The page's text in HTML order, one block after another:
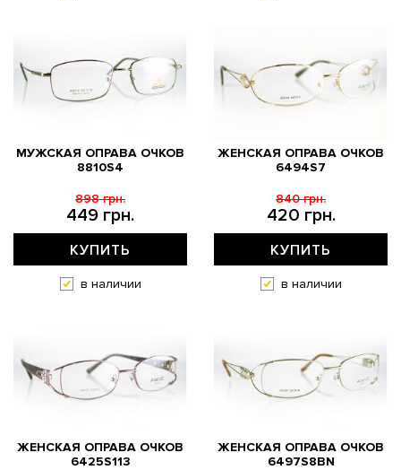
МУЖСКАЯ ОПРАВА ОЧКОВ
8810S4
449 грн.
898 грн.
КУПИТЬ
в наличии
ЖЕНСКАЯ ОПРАВА ОЧКОВ
6494S7
420 грн.
840 грн.
КУПИТЬ
в наличии
ЖЕНСКАЯ ОПРАВА ОЧКОВ
6425S113
ЖЕНСКАЯ ОПРАВА ОЧКОВ
6497S8BN